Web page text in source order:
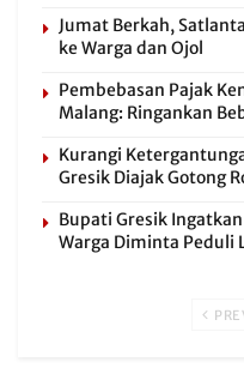
Jumat Berkah,
ke Warga dan Ojol
Pembebasan Pajak
Malang: Ringankan
Kurangi
Gresik Diajak Gotong
Bupati Gresik
Warga Diminta Peduli